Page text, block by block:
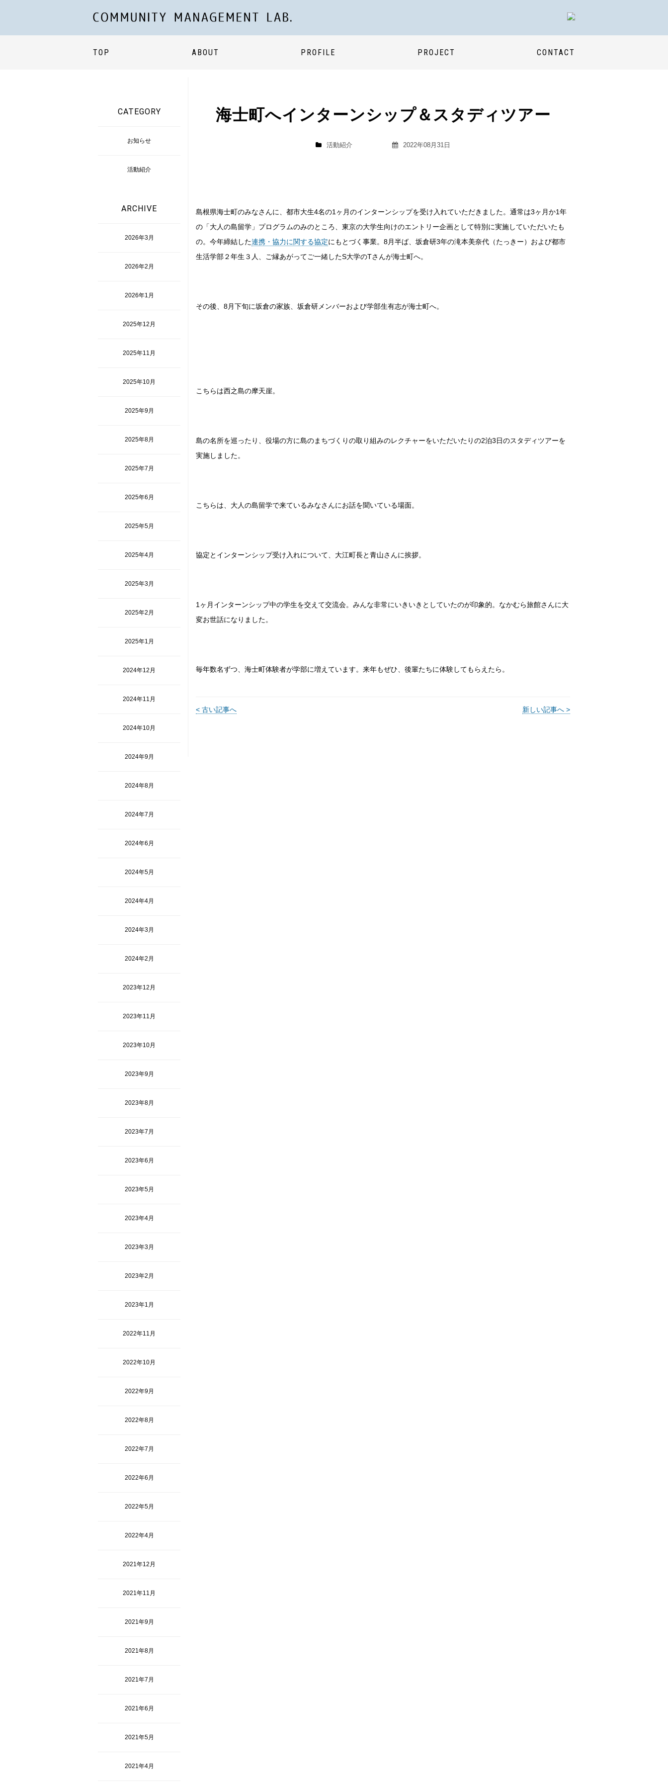
TOP ABOUT PROFILE PROJECT CONTACT
海士町へインターンシップ＆スタディツアー
活動紹介 2022年08月31日
島根県海士町のみなさんに、都市大生4名の1ヶ月のインターンシップを受け入れていただきました。通常は3ヶ月か1年
の「大人の島留学」プログラムのみのところ、東京の大学生向けのエントリー企画として特別に実施していただいたも
の。今年締結した連携・協力に関する協定にもとづく事業。8月半ば、坂倉研3年の滝本美奈代（たっきー）および都市
生活学部２年生３人、ご縁あがってご一緒したS大学のTさんが海士町へ。
その後、8月下旬に坂倉の家族、坂倉研メンバーおよび学部生有志が海士町へ。
こちらは西之島の摩天崖。
島の名所を巡ったり、役場の方に島のまちづくりの取り組みのレクチャーをいただいたりの2泊3日のスタディツアーを
実施しました。
こちらは、大人の島留学で来ているみなさんにお話を聞いている場面。
協定とインターンシップ受け入れについて、大江町長と青山さんに挨拶。
1ヶ月インターンシップ中の学生を交えて交流会。みんな非常にいきいきとしていたのが印象的。なかむら旅館さんに大
変お世話になりました。
毎年数名ずつ、海士町体験者が学部に増えています。来年もぜひ、後輩たちに体験してもらえたら。
< 古い記事へ 新しい記事へ >
CATEGORY
お知らせ
活動紹介
ARCHIVE
2026年3月
2026年2月
2026年1月
2025年12月
2025年11月
2025年10月
2025年9月
2025年8月
2025年7月
2025年6月
2025年5月
2025年4月
2025年3月
2025年2月
2025年1月
2024年12月
2024年11月
2024年10月
2024年9月
2024年8月
2024年7月
2024年6月
2024年5月
2024年4月
2024年3月
2024年2月
2023年12月
2023年11月
2023年10月
2023年9月
2023年8月
2023年7月
2023年6月
2023年5月
2023年4月
2023年3月
2023年2月
2023年1月
2022年11月
2022年10月
2022年9月
2022年8月
2022年7月
2022年6月
2022年5月
2022年4月
2021年12月
2021年11月
2021年9月
2021年8月
2021年7月
2021年6月
2021年5月
2021年4月